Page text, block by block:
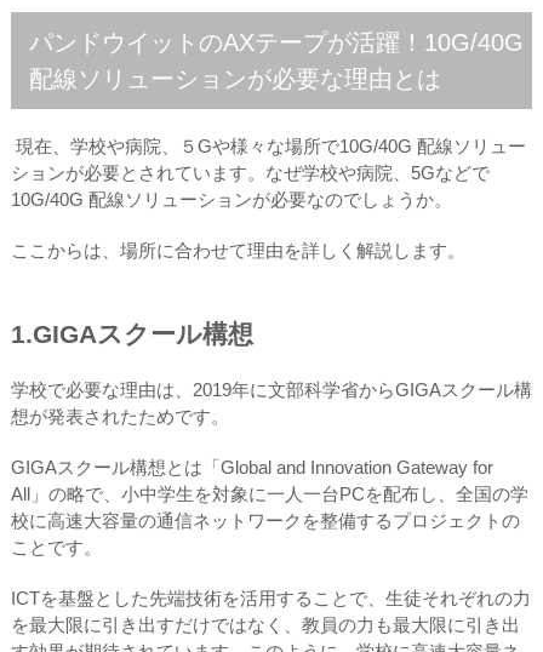
パンドウイットのAXテープが活躍！10G/40G
配線ソリューションが必要な理由とは
現在、学校や病院、５Gや様々な場所で10G/40G 配線ソリュー
ションが必要とされています。なぜ学校や病院、5Gなどで
10G/40G 配線ソリューションが必要なのでしょうか。
ここからは、場所に合わせて理由を詳しく解説します。
1.GIGAスクール構想
学校で必要な理由は、2019年に文部科学省からGIGAスクール構
想が発表されたためです。
GIGAスクール構想とは「Global and Innovation Gateway for
All」の略で、小中学生を対象に一人一台PCを配布し、全国の学
校に高速大容量の通信ネットワークを整備するプロジェクトの
ことです。
ICTを基盤とした先端技術を活用することで、生徒それぞれの力
を最大限に引き出すだけではなく、教員の力も最大限に引き出